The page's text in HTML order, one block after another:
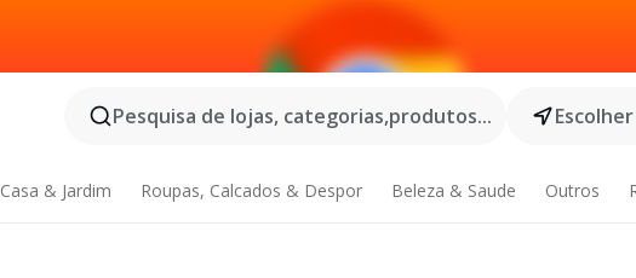
Pesquisa de lojas, categorias,produtos...
Casa & Jardim Roupas, Calcados & Despor Beleza & Saude Outros